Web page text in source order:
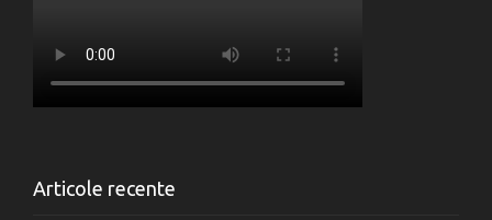
Articole recente